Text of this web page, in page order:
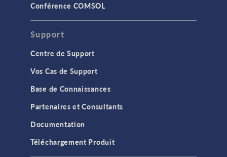
Conférence COMSOL
Support
Centre de Support
Vos Cas de Support
Base de Connaissances
Partenaires et Consultants
Documentation
Téléchargement Produit